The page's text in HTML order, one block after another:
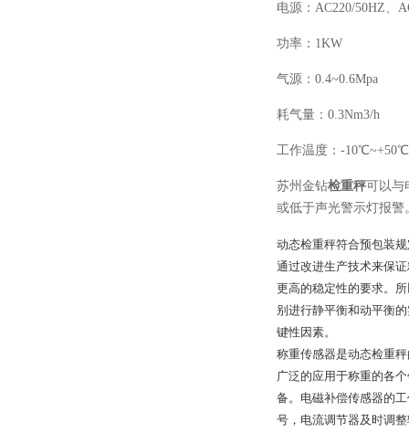
电源：AC220/50HZ、
功率：1KW
气源：0.4~0.6Mpa
耗气量：0.3Nm3/h
工作温度：-10℃~+50℃
苏州金钻检重秤可以与
或低于声光警示灯报警
动态检重秤符合预包装
通过改进生产技术来保
更高的稳定性的要求。
别进行静平衡和动平衡
键性因素。
称重传感器是动态检重
广泛的应用于称重的各
备。电磁补偿传感器的
号，电流调节器及时调